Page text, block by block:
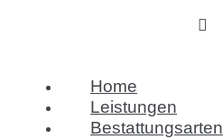
Home
Leistungen
Bestattungsarten